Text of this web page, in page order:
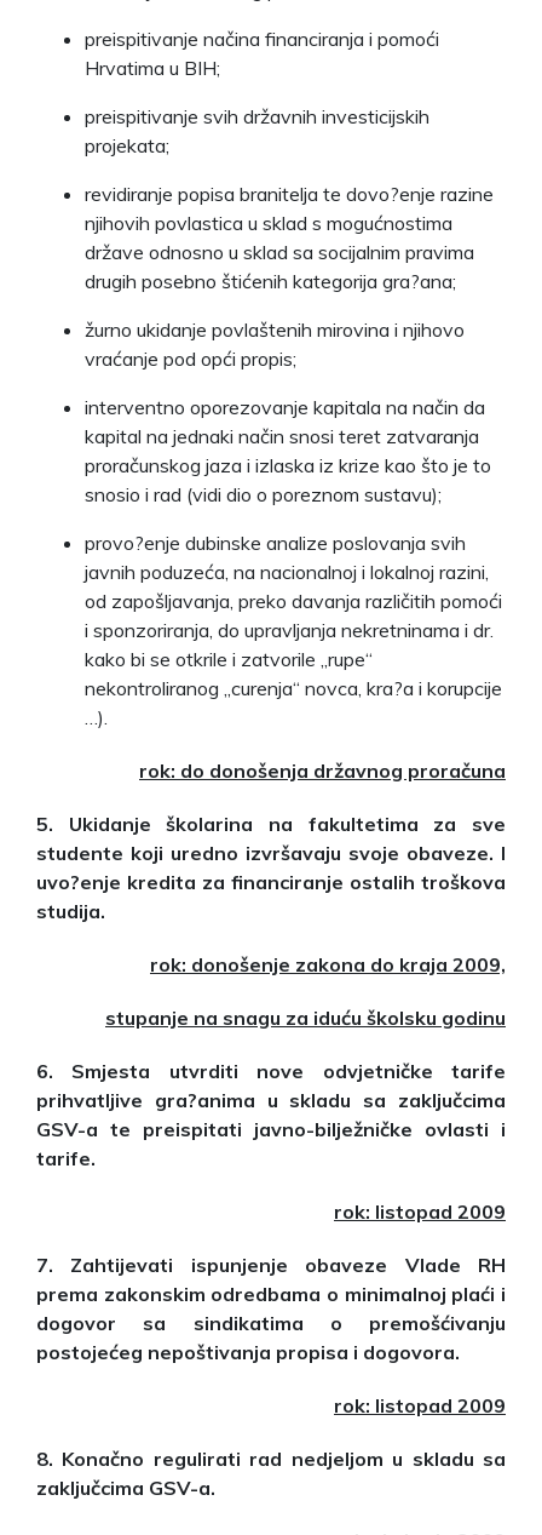
preispitivanje načina financiranja i pomoći
Hrvatima u BIH;
preispitivanje svih državnih investicijskih
projekata;
revidiranje popisa branitelja te dovo?enje razine
njihovih povlastica u sklad s mogućnostima
države odnosno u sklad sa socijalnim pravima
drugih posebno štićenih kategorija gra?ana;
žurno ukidanje povlaštenih mirovina i njihovo
vraćanje pod opći propis;
interventno oporezovanje kapitala na način da
kapital na jednaki način snosi teret zatvaranja
proračunskog jaza i izlaska iz krize kao što je to
snosio i rad (vidi dio o poreznom sustavu);
provo?enje dubinske analize poslovanja svih
javnih poduzeća, na nacionalnoj i lokalnoj razini,
od zapošljavanja, preko davanja različitih pomoći
i sponzoriranja, do upravljanja nekretninama i dr.
kako bi se otkrile i zatvorile „rupe“
nekontroliranog „curenja“ novca, kra?a i korupcije
…).
rok: do donošenja državnog proračuna
5. Ukidanje školarina na fakultetima za sve
studente koji uredno izvršavaju svoje obaveze. I
uvo?enje kredita za financiranje ostalih troškova
studija.
rok: donošenje zakona do kraja 2009,
stupanje na snagu za iduću školsku godinu
6. Smjesta utvrditi nove odvjetničke tarife
prihvatljive gra?anima u skladu sa zaključcima
GSV-a te preispitati javno-bilježničke ovlasti i
tarife.
rok: listopad 2009
7. Zahtijevati ispunjenje obaveze Vlade RH
prema zakonskim odredbama o minimalnoj plaći i
dogovor sa sindikatima o premošćivanju
postojećeg nepoštivanja propisa i dogovora.
rok: listopad 2009
8. Konačno regulirati rad nedjeljom u skladu sa
zaključcima GSV-a.